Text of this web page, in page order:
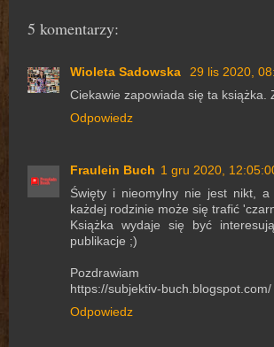
5 komentarzy:
Wioleta Sadowska
29 lis 2020,
Ciekawie zapowiada się ta książka.
Odpowiedz
Fraulein Buch 1 gru 2020,
Święty i nieomylny nie jest nikt, a
każdej rodzinie może się trafić
Książka wydaje się być
publikacje ;)
Pozdrawiam
https://subjektiv-buch.blogspot.com/
Odpowiedz